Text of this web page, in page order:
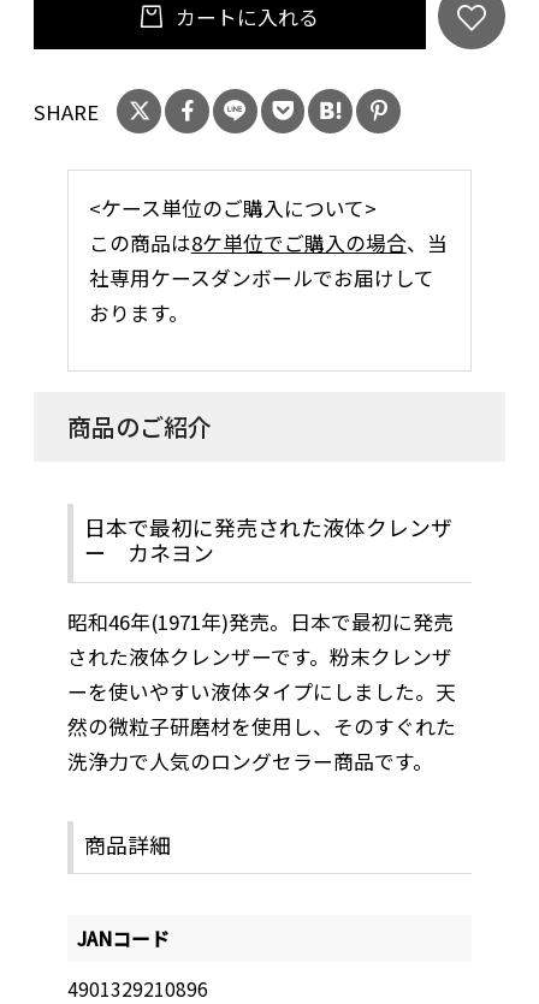
カートに入れる
SHARE
<ケース単位のご購入について>
この商品は8ケ単位でご購入の場合、当
社専用ケースダンボールでお届けして
おります。
商品のご紹介
日本で最初に発売された液体クレンザ
ー カネヨン
昭和46年(1971年)発売。日本で最初に発売
された液体クレンザーです。粉末クレンザ
ーを使いやすい液体タイプにしました。天
然の微粒子研磨材を使用し、そのすぐれた
洗浄力で人気のロングセラー商品です。
商品詳細
JANコード
4901329210896